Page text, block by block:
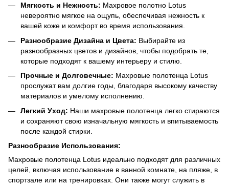
Мягкость и Нежность: Махровое полотно Lotus
невероятно мягкое на ощупь, обеспечивая нежность к
вашей коже и комфорт во время использования.
Разнообразие Дизайна и Цвета: Выбирайте из
разнообразных цветов и дизайнов, чтобы подобрать те,
которые подходят к вашему интерьеру и стилю.
Прочные и Долговечные: Махровые полотенца Lotus
прослужат вам долгие годы, благодаря высокому качеству
материалов и умелому исполнению.
Легкий Уход: Наши махровые полотенца легко стираются
и сохраняют свою изначальную мягкость и впитываемость
после каждой стирки.
Разнообразие Использования:
Махровые полотенца Lotus идеально подходят для различных
целей, включая использование в ванной комнате, на пляже, в
спортзале или на тренировках. Они также могут служить в